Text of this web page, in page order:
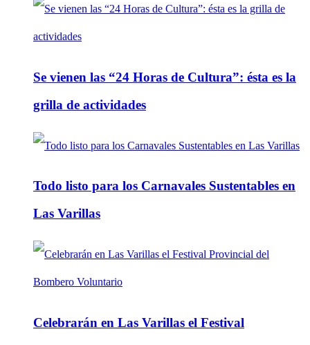
Se vienen las “24 Horas de Cultura”: ésta es la
grilla de actividades
Todo listo para los Carnavales Sustentables en
Las Varillas
Celebrarán en Las Varillas el Festival